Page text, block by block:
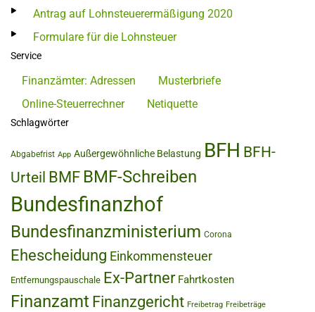
Antrag auf Lohnsteuerermäßigung 2020
Formulare für die Lohnsteuer
Service
Finanzämter: Adressen
Musterbriefe
Online-Steuerrechner
Netiquette
Schlagwörter
Abgabefrist App Außergewöhnliche Belastung BFH BFH-
Urteil BMF BMF-Schreiben
Bundesfinanzhof
Bundesfinanzministerium Corona
Ehescheidung Einkommensteuer
Entfernungspauschale Ex-Partner Fahrtkosten
Finanzamt Finanzgericht Freibetrag Freibeträge